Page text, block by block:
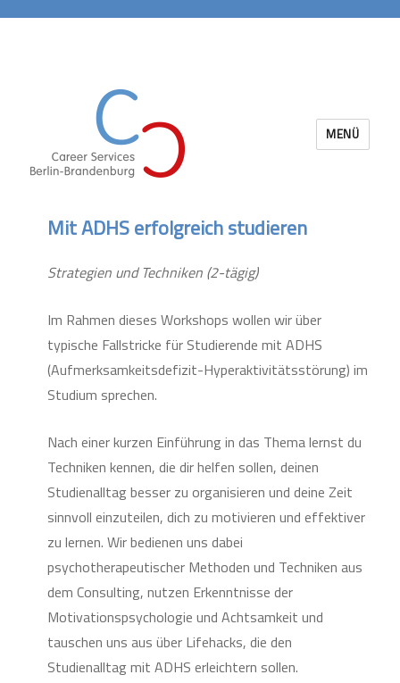
MENÜ
Mit ADHS erfolgreich studieren
Strategien und Techniken (2-tägig)
Im Rahmen dieses Workshops wollen wir über
typische Fallstricke für Studierende mit ADHS
(Aufmerksamkeitsdefizit-Hyperaktivitätsstörung) im
Studium sprechen.
Nach einer kurzen Einführung in das Thema lernst du
Techniken kennen, die dir helfen sollen, deinen
Studienalltag besser zu organisieren und deine Zeit
sinnvoll einzuteilen, dich zu motivieren und effektiver
zu lernen. Wir bedienen uns dabei
psychotherapeutischer Methoden und Techniken aus
dem Consulting, nutzen Erkenntnisse der
Motivationspsychologie und Achtsamkeit und
tauschen uns aus über Lifehacks, die den
Studienalltag mit ADHS erleichtern sollen.